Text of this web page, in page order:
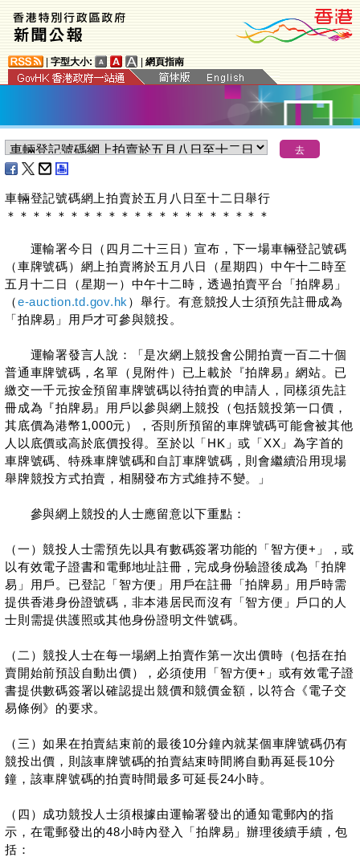
字型大小: 網頁指南
車輛登記號碼網上拍賣於五月八日至十二日舉行
＊ ＊ ＊ ＊ ＊ ＊ ＊ ＊ ＊ ＊ ＊ ＊ ＊ ＊ ＊ ＊ ＊ ＊ ＊ ＊ ＊
運輸署今日（四月二十三日）宣布，下一場車輛登記號碼
（車牌號碼）網上拍賣將於五月八日（星期四）中午十二時至
五月十二日（星期一）中午十二時，透過拍賣平台「拍牌易」
（e-auction.td.gov.hk ）舉行。有意競投人士須預先註冊成為
「拍牌易」用戶才可參與競投。
運輸署發言人說：「是次網上競投會公開拍賣一百二十個
普通車牌號碼，名單（見附件）已上載於『拍牌易』網站。已
繳交一千元按金預留車牌號碼以待拍賣的申請人，同樣須先註
冊成為『拍牌易』用戶以參與網上競投（包括競投第一口價，
其底價為港幣1,000元），否則所預留的車牌號碼可能會被其他
人以底價或高於底價投得。至於以「HK」或「XX」為字首的
車牌號碼、特殊車牌號碼和自訂車牌號碼，則會繼續沿用現場
舉牌競投方式拍賣，相關發布方式維持不變。」
參與網上競投的人士應留意以下重點：
（一）競投人士需預先以具有數碼簽署功能的「智方便+」，或
以有效電子證書和電郵地址註冊，完成身份驗證後成為「拍牌
易」用戶。已登記「智方便」用戶在註冊「拍牌易」用戶時需
提供香港身份證號碼，非本港居民而沒有「智方便」戶口的人
士則需提供護照或其他身份證明文件號碼。
（二）競投人士在每一場網上拍賣作第一次出價時（包括在拍
賣開始前預設自動出價），必須使用「智方便+」或有效電子證
書提供數碼簽署以確認提出競價和競價金額，以符合《電子交
易條例》的要求。
（三）如果在拍賣結束前的最後10分鐘內就某個車牌號碼仍有
競投出價，則該車牌號碼的拍賣結束時間將自動再延長10分
鐘，該車牌號碼的拍賣時間最多可延長24小時。
（四）成功競投人士須根據由運輸署發出的通知電郵內的指
示，在電郵發出的48小時內登入「拍牌易」辦理後續手續，包
括：